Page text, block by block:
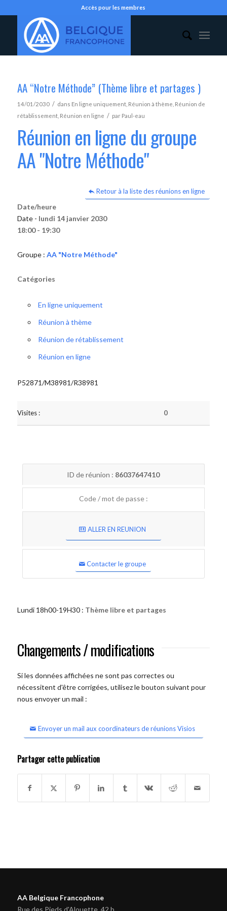
Accès pour les membres
AA “Notre Méthode” (Thème libre et partages )
14/01/2030 / dans En ligne uniquement, Réunion à thème Réunion de
rétablissement, Réunion en ligne / par Paul-eau
Réunion en ligne du groupe
AA "Notre Méthode"
Retour à la liste des réunions en ligne
Date/heure
Date - lundi 14 janvier 2030
18:00 - 19:30
Groupe : AA "Notre Méthode"
Catégories
En ligne uniquement
Réunion à thème
Réunion de rétablissement
Réunion en ligne
P52871/M38981/R38981
Visites : 0
ID de réunion : 86037647410
Code / mot de passe :
ALLER EN REUNION
Contacter le groupe
Lundi 18h00-19H30 : Thème libre et partages
Changements / modifications
Si les données affichées ne sont pas correctes ou
nécessitent d'être corrigées, utilisez le bouton suivant pour
nous envoyer un mail :
Envoyer un mail aux coordinateurs de réunions Visios
Partager cette publication
AA Belgique Francophone
Rue des Pieds d'Alouette, 42 b